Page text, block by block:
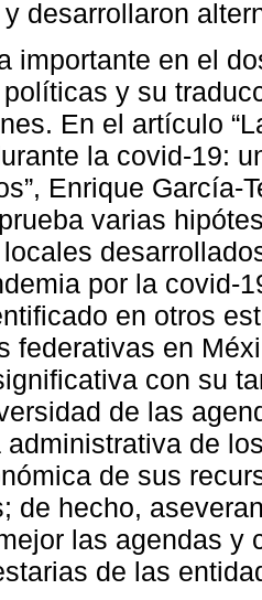
desarrollaron
importante en el
y su
En el artículo
la covid-19:
Enrique García-
varias
por la covid-
en otros
federativas en
con su
de las
administrativa de
de sus
de hecho,
las agendas y
de las